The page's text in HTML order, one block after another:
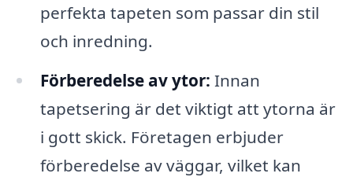
perfekta tapeten som passar din stil
och inredning.
Förberedelse av ytor: Innan
tapetsering är det viktigt att ytorna är
i gott skick. Företagen erbjuder
förberedelse av väggar, vilket kan